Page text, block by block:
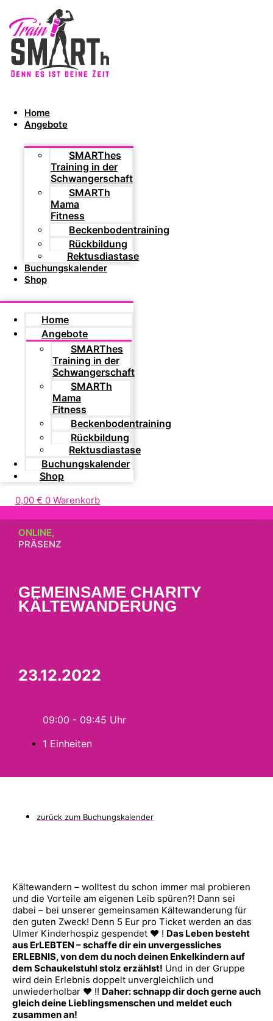
Home
Angebote
SMARThes
Training in der
Schwangerschaft
SMARTh
Mama
Fitness
Beckenbodentraining
Rückbildung
Rektusdiastase
Buchungskalender
Shop
Home
Angebote
SMARThes
Training in der
Schwangerschaft
SMARTh
Mama
Fitness
Beckenbodentraining
Rückbildung
Rektusdiastase
Buchungskalender
Shop
0,00 € 0 Warenkorb
ONLINE,
PRÄSENZ
GEMEINSAME CHARITY
KÄLTEWANDERUNG
23.12.2022
09:00 - 09:45
1 Einheiten
zurück zum Buchungskalender
Kältewandern – wolltest du schon immer mal probieren
und die Vorteile am eigenen Leib spüren?! Dann sei
dabei – bei unserer gemeinsamen Kältewanderung für
den guten Zweck! Denn 5 Eur pro Ticket werden an das
Ulmer Kinderhospiz gespendet ♥ ! Das Leben besteht
aus ErLEBTEN – schaffe dir ein unvergessliches
ERLEBNIS, von dem du noch deinen Enkelkindern auf
dem Schaukelstuhl stolz erzählst! Und in der Gruppe
wird dein Erlebnis doppelt unvergleichlich und
unwiederholbar ♥ !! Daher: schnapp dir doch gerne auch
gleich deine Lieblingsmenschen und meldet euch
zusammen an!